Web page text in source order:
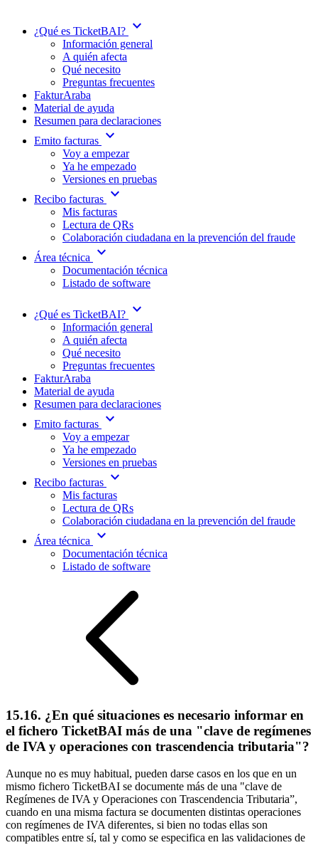
¿Qué es TicketBAI? expand_more
Información general
A quién afecta
Qué necesito
Preguntas frecuentes
FakturAraba
Material de ayuda
Resumen para declaraciones
Emito facturas expand_more
Voy a empezar
Ya he empezado
Versiones en pruebas
Recibo facturas expand_more
Mis facturas
Lectura de QRs
Colaboración ciudadana en la prevención del fraude
Área técnica
expand_more
Documentación técnica
Listado de software
¿Qué es TicketBAI? expand_more
Información general
A quién afecta
Qué necesito
Preguntas frecuentes
FakturAraba
Material de ayuda
Resumen para declaraciones
Emito facturas expand_more
Voy a empezar
Ya he empezado
Versiones en pruebas
Recibo facturas expand_more
Mis facturas
Lectura de QRs
Colaboración ciudadana en la prevención del fraude
Área técnica
expand_more
Documentación técnica
Listado de software
15.16. ¿En qué situaciones es necesario informar en
el fichero TicketBAI más de una "clave de regímenes
de IVA y operaciones con trascendencia tributaria"?
Aunque no es muy habitual, pueden darse casos en los que en un
mismo fichero TicketBAI se documente más de una "clave de
Regímenes de IVA y Operaciones con Trascendencia Tributaria”,
cuando en una misma factura se documenten distintas operaciones
con regímenes de IVA diferentes, si bien no todas ellas son
compatibles entre sí, tal y como se especifica en las validaciones de